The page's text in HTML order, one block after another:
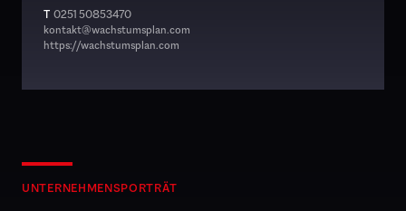
UNTERNEHMENSPORTRÄT
T 0251 50853470
kontakt@wachstumsplan.com
https://wachstumsplan.com